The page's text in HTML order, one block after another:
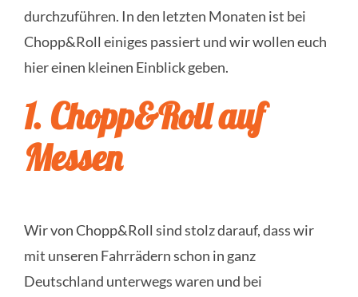
durchzuführen. In den letzten Monaten ist bei
Chopp&Roll einiges passiert und wir wollen euch
hier einen kleinen Einblick geben.
1. Chopp&Roll auf
Messen
Wir von Chopp&Roll sind stolz darauf, dass wir
mit unseren Fahrrädern schon in ganz
Deutschland unterwegs waren und bei